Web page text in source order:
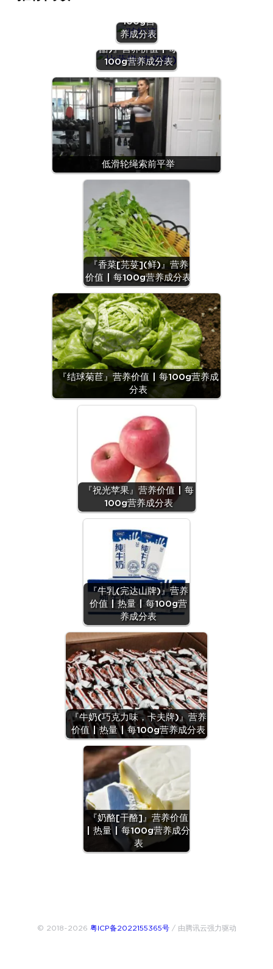
100g营
养成分表
『比萨饼(夹奶
酪)』营养价值 | 每
100g营养成分表
低滑轮绳索前平举
『香菜[芫荽](鲜)』营养
价值 | 每100g营养成分表
『结球菊苣』营养价值 | 每100g营养成
分表
『祝光苹果』营养价值 | 每
100g营养成分表
『牛乳(完达山牌)』营养
价值 | 热量 | 每100g营
养成分表
『牛奶(巧克力味，卡夫牌)』营养
价值 | 热量 | 每100g营养成分表
『奶酪[干酪]』营养价值
| 热量 | 每100g营养成分
表
© 2018~2026 粤ICP备2022155365号/ 由腾讯云强力驱动